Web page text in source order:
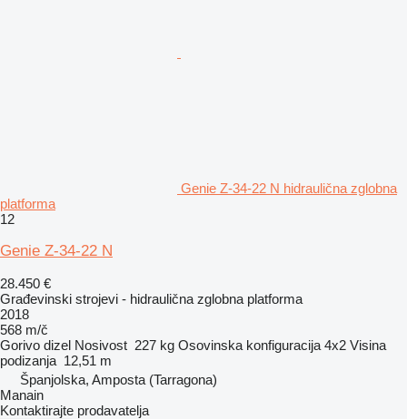
Genie Z-34-22 N hidraulična zglobna
platforma
12
Genie Z-34-22 N
28.450 €
Građevinski strojevi - hidraulična zglobna platforma
2018
568 m/č
Gorivo dizel Nosivost 227 kg Osovinska konfiguracija 4x2 Visina
podizanja 12,51 m
Španjolska, Amposta (Tarragona)
Manain
Kontaktirajte prodavatelja